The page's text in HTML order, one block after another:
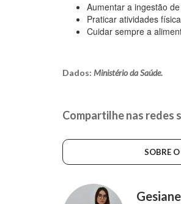
Aumentar a ingestão
Praticar atividades
Cuidar sempre a
Dados: Ministério da Saúde.
Compartilhe nas redes
SOBRE